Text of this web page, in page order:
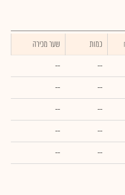
כמות
שער מכירה
--
--
--
--
--
--
--
--
--
--